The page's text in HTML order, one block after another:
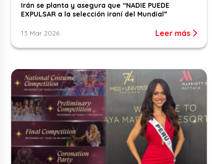
Irán se planta y asegura que “NADIE PUEDE
EXPULSAR a la selección iraní del Mundial”
13 Mar 2026 Leer más